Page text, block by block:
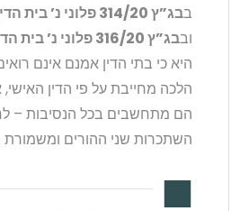
בבג”ץ 314/20 פלוני נ’ בית הדין הרבני הגדול
ובבג”ץ 316/20 פלוני נ’ בית הדין הרבני הגדול
הלכה מחייבת על פי הדין
הם מתחשבים בכל הנסיבות –
השתכרות שני ההורים